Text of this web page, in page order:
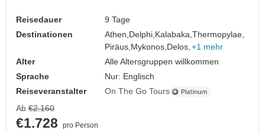
Reisedauer
9 Tage
Destinationen
Athen,Delphi,Kalabaka,Thermopylae,
Piräus,Mykonos,Delos, +1 mehr
Alter
Alle Altersgruppen willkommen
Sprache
Nur: Englisch
Reiseveranstalter
On The Go Tours
Ab €2.160
€1.728 pro Person